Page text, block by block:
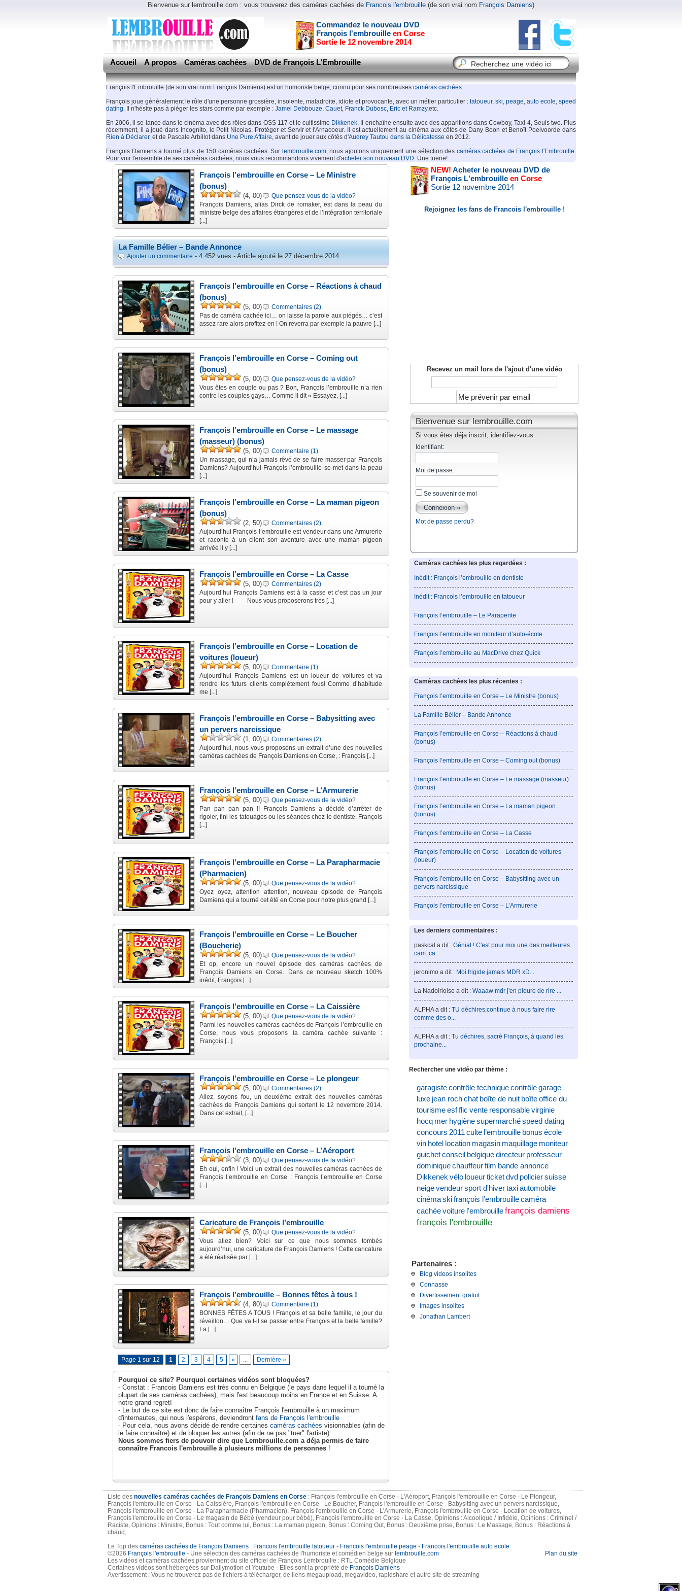
Bienvenue sur lembrouille.com : vous trouverez des caméras cachées de Francois l'embrouille (de son vrai nom François Damiens)
Commandez le nouveau DVD
François l'embrouille en Corse
Sortie le 12 novembre 2014
Accueil A propos Caméras cachées DVD de François L’Embrouille
François l'Embrouille (de son vrai nom François Damiens) est un humoriste belge, connu pour ses nombreuses caméras cachées.
François joue généralement le rôle d'une personne grossière, insolente, maladroite, idiote et provocante, avec un métier particulier : tatoueur, ski, peage, auto ecole, speed
dating. Il n'hésite pas à piéger les stars comme par exemple : Jamel Debbouze, Cauet, Franck Dubosc, Eric et Ramzy,etc.
En 2006, il se lance dans le cinéma avec des rôles dans OSS 117 et le cultissime Dikkenek. Il enchaîne ensuite avec des apparitions dans Cowboy, Taxi 4, Seuls two. Plus
récemment, il a joué dans Incognito, le Petit Nicolas, Protéger et Servir et l'Arnacoeur. Il est actuellement au cinéma aux côtés de Dany Boon et Benoît Poelvoorde dans
Rien à Déclarer, et de Pascale Arbillot dans Une Pure Affaire, avant de jouer aux côtés d'Audrey Tautou dans la Délicatesse en 2012.
François Damiens a tourné plus de 150 caméras cachées. Sur lembrouille.com, nous ajoutons uniquement une sélection des caméras cachées de François l'Embrouille.
Pour voir l'ensemble de ses caméras cachées, nous vous recommandons vivement d'acheter son nouveau DVD. Une tuerie!
François l’embrouille en Corse – Le Ministre
(bonus)
(4, 00)
Que pensez-vous de la vidéo?
François Damiens, alias Dirck de romaker, est dans la peau du
ministre belge des affaires étrangères et de l’intégration territoriale
[...]
La Famille Bélier – Bande Annonce
Ajouter un commentaire - 4 452 vues - Article ajouté le 27 décembre 2014
François l’embrouille en Corse – Réactions à chaud
(bonus)
(5, 00)
Commentaires (2)
Pas de caméra cachée ici… on laisse la parole aux piégés… c’est
assez rare alors profitez-en ! On reverra par exemple la pauvre [...]
François l’embrouille en Corse – Coming out
(bonus)
(5, 00)
Que pensez-vous de la vidéo?
Vous êtes en couple ou pas ? Bon, François l’embrouille n’a rien
contre les couples gays… Comme il dit « Essayez, [...]
François l’embrouille en Corse – Le massage
(masseur) (bonus)
(5, 00)
Commentaire (1)
Un massage, qui n’a jamais rêvé de se faire masser par François
Damiens? Aujourd’hui François l’embrouille se met dans la peau
[...]
François l’embrouille en Corse – La maman pigeon
(bonus)
(2, 50)
Commentaires (2)
Aujourd’hui François l’embrouille est vendeur dans une Armurerie
et raconte à un client son aventure avec une maman pigeon
arrivée il y [...]
François l’embrouille en Corse – La Casse
(5, 00)
Commentaires (2)
Aujourd’hui François Damiens est à la casse et c’est pas un jour
pour y aller ! Nous vous proposerons très [...]
François l’embrouille en Corse – Location de
voitures (loueur)
(5, 00)
Commentaire (1)
Aujourd’hui François Damiens est un loueur de voitures et va
rendre les futurs clients complètement fous! Comme d’habitude
me [...]
François l’embrouille en Corse – Babysitting avec
un pervers narcissique
(1, 00)
Commentaires (2)
Aujourd’hui, nous vous proposons un extrait d’une des nouvelles
caméras cachées de François Damiens en Corse, : François [...]
François l’embrouille en Corse – L’Armurerie
(5, 00)
Que pensez-vous de la vidéo?
Pan pan pan pan !! François Damiens a décidé d’arrêter de
rigoler, fini les tatouages ou les séances chez le dentiste. François
[...]
François l’embrouille en Corse – La Parapharmacie
(Pharmacien)
(5, 00)
Que pensez-vous de la vidéo?
Oyez oyez, attention attention, nouveau épisode de François
Damiens qui a tourné cet été en Corse pour notre plus grand [...]
François l’embrouille en Corse – Le Boucher
(Boucherie)
(5, 00)
Que pensez-vous de la vidéo?
Et op, encore un nouvel épisode des caméras cachées de
François Damiens en Corse. Dans ce nouveau sketch 100%
inédit, François [...]
François l’embrouille en Corse – La Caissière
(5, 00)
Que pensez-vous de la vidéo?
Parmi les nouvelles caméras cachées de François l’embrouille en
Corse, nous vous proposons la caméra cachée suivante :
François [...]
François l’embrouille en Corse – Le plongeur
(5, 00)
Commentaires (2)
Allez, soyons fou, un deuxième extrait des nouvelles caméras
cachées de François Damiens qui sortent le 12 novembre 2014.
Dans cet extrait, [...]
François l’embrouille en Corse – L’Aéroport
(3, 00)
Que pensez-vous de la vidéo?
Eh oui, enfin ! Voici un extrait des nouvelles caméras cachées de
François l’embrouille en Corse : François l’embrouille en Corse
[...]
Caricature de François l’embrouille
(5, 00)
Que pensez-vous de la vidéo?
Vous allez bien? Voici sur ce que nous sommes tombés
aujourd’hui, une caricature de François Damiens ! Cette caricature
a été réalisée par [...]
François l’embrouille – Bonnes fêtes à tous !
(4, 80)
Commentaire (1)
BONNES FÊTES A TOUS ! François et sa belle famille, le jour du
réveillon… Que va t-il se passer entre François et la belle famille?
La [...]
Page 1 sur 12 1 2 3 4 5 » ... Dernière »
Pourquoi ce site? Pourquoi certaines vidéos sont bloquées?
- Constat : Francois Damiens est très connu en Belgique (le pays dans lequel il a tourné la
plupart de ses caméras cachées), mais l'est beaucoup moins en France et en Suisse. A
notre grand regret!
- Le but de ce site est donc de faire connaître François l'embrouille à un maximum
d'internautes, qui nous l'espérons, deviendront fans de François l'embrouille
- Pour cela, nous avons décidé de rendre certaines caméras cachées visionnables (afin de
le faire connaître) et de bloquer les autres (afin de ne pas "tuer" l'artiste)
Nous sommes fiers de pouvoir dire que Lembrouille.com a déja permis de faire
connaître Francois l'embrouille à plusieurs millions de personnes !
NEW! Acheter le nouveau DVD de
François L'embrouille en Corse
Sortie 12 novembre 2014
Rejoignez les fans de Francois l'embrouille !
Recevez un mail lors de l'ajout d'une vidéo
Bienvenue sur lembrouille.com
Si vous êtes déja inscrit, identifiez-vous :
Identifiant:
Mot de passe:
Se souvenir de moi
Mot de passe perdu?
Caméras cachées les plus regardées :
Inédit : François l’embrouille en dentiste
Inédit : Francois l’embrouille en tatoueur
François l’embrouille – Le Parapente
François l’embrouille en moniteur d’auto-école
François l’embrouille au MacDrive chez Quick
Caméras cachées les plus récentes :
François l’embrouille en Corse – Le Ministre (bonus)
La Famille Bélier – Bande Annonce
François l’embrouille en Corse – Réactions à chaud
(bonus)
François l’embrouille en Corse – Coming out (bonus)
François l’embrouille en Corse – Le massage (masseur)
(bonus)
François l’embrouille en Corse – La maman pigeon
(bonus)
François l’embrouille en Corse – La Casse
François l’embrouille en Corse – Location de voitures
(loueur)
François l’embrouille en Corse – Babysitting avec un
pervers narcissique
François l’embrouille en Corse – L’Armurerie
Les derniers commentaires :
paskcal a dit : Génial ! C'est pour moi une des meilleures
cam. ca...
jeronimo a dit : Moi frigide jamais MDR xD...
La Nadoirloise a dit : Waaaw mdr j'en pleure de rire ...
ALPHA a dit : TU déchires,continue à nous faire rire
comme des o...
ALPHA a dit : Tu déchires, sacré François, à quand les
prochaine...
Rechercher une vidéo par thème :
garagistecontrôle techniquecontrôlegarage
luxe jean rochchat boîte de nuit boîteoffice du
tourismeesfflic vente responsablevirginie
hocq mer hygiènesupermarchéspeed dating
concours 2011 culte l’embrouille bonus école
vin hotel location magasin maquillage moniteur
guichetconseil belgiquedirecteur professeur
dominiquechauffeurfilm bande annonce
Dikkenek vélo loueurticketdvd policiersuisse
neigevendeursport d'hivertaxiautomobile
cinémaskifrançois l’embrouillecaméra
cachéevoiture l'embrouillefrançois damiens
françois l'embrouille
Partenaires :
Blog videos insolites
Connasse
Divertissement gratuit
Images insolites
Jonathan Lambert
Liste des nouvelles caméras cachées de François Damiens en Corse : François l'embrouille en Corse - L'Aéroport, François l'embrouille en Corse - Le Plongeur,
François l'embrouille en Corse - La Caissière, François l'embrouille en Corse - Le Boucher, François l'embrouille en Corse - Babysitting avec un pervers narcissique,
François l'embrouille en Corse - La Parapharmacie (Pharmacien), François l'embrouille en Corse - L'Armurerie, François l'embrouille en Corse - Location de voitures,
François l'embrouille en Corse - Le magasin de Bébé (vendeur pour bébé), François l'embrouille en Corse - La Casse, Opinions : Alcoolique / Infidèle, Opinions : Criminel /
Raciste, Opinions : Ministre, Bonus : Tout comme lui, Bonus : La maman pigeon, Bonus : Coming Out, Bonus : Deuxième prise, Bonus : Le Massage, Bonus : Réactions à
chaud,
Le Top des caméras cachées de François Damiens : Francois l'embrouille tatoueur - Francois l'embrouille peage - Francois l'embrouille auto ecole
Plan du site
©2026 François l'embrouille - Une sélection des caméras cachées de l'humoriste et comédien belge sur lembrouille.com
Les vidéos et caméras cachées proviennent du site officiel de François Lembrouille : RTL Comédie Belgique
Certaines vidéos sont hébergées sur Dailymotion et Youtube - Elles sont la propriété de François Damiens
Avertissement : Vous ne trouverez pas de fichiers à télécharger, de liens megaupload, megavideo, rapidshare et autre site de streaming